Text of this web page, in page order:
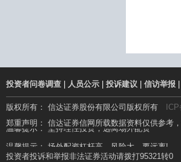
投资者问卷调查 人员公示 投诉建议 信访举报
版权所有： 信达证券股份有限公司版权所有
郑重声明： 信达证券信网所载数据资料仅供参考
温馨提示： 坚持理性投资，远离场外配资
投资者投诉和举报非法证券活动请拨打95321转0